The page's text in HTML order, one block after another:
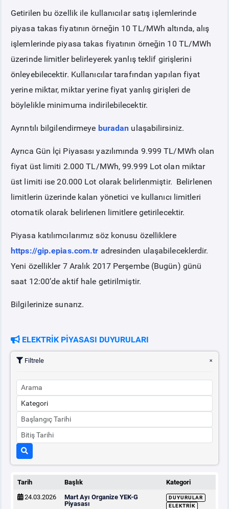
TEMİNAT
BÜLTENLER
DUYURULAR
Getirilen bu özellik ile kullanıcılar satış işlemlerinde
piyasa takas fiyatının örneğin 10 TL/MWh altında, alış
işlemlerinde piyasa takas fiyatının örneğin 10 TL/MWh
üzerinde limitler belirleyerek yanlış teklif girişlerini
önleyebilecektir. Kullanıcılar tarafından yapılan fiyat
yerine miktar, miktar yerine fiyat yanlış girişleri de
böylelikle minimuma indirilebilecektir.
Ayrıntılı bilgilendirmeye buradan ulaşabilirsiniz.
Ayrıca Gün İçi Piyasası yazılımında 9.999 TL/MWh olan
fiyat üst limiti 2.000 TL/MWh, 99.999 Lot olan miktar
üst limiti ise 20.000 Lot olarak belirlenmiştir. Belirlenen
limitlerin üzerinde kalan yönetici ve kullanıcı limitleri
otomatik olarak belirlenen limitlere getirilecektir.
Piyasa katılımcılarımız söz konusu özelliklere
https://gip.epias.com.tr adresinden ulaşabileceklerdir.
Yeni özellikler 7 Aralık 2017 Perşembe (Bugün) günü
saat 12:00’de aktif hale getirilmiştir.
Bilgilerinize sunarız.
ELEKTRİK PİYASASI DUYURULARI
Filtrele
Tarih Başlık
Kategori
24.03.2026
Mart Ayı Organize YEK-G
Piyasası
DUYURULAR
ELEKTRIK